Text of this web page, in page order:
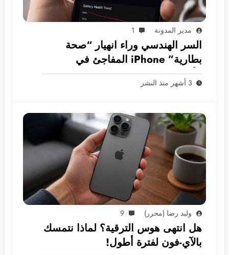
مدير المدونة 1
السر الهندسي وراء انهيار “صحة
بطارية” iPhone المفاجئ في
الأسواق العربية
3 أشهر منذ النشر
وليد رضا (محرر) 9
هل انتهى هوس الترقية؟ لماذا نتمسك
بالآي-فون لفترة أطول!